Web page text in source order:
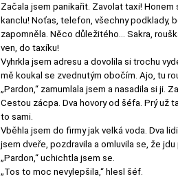
Začala jsem panikařit. Zavolat taxi!
kanclu! Noťas, telefon, všechny podklady,
zapomněla. Něco důležitého… Sakra,
ven, do taxíku!
Vyhrkla jsem adresu a dovolila si trochu
mě koukal se zvednutým obočím. Ajo, tu
„Pardon,“ zamumlala jsem a nasadila si ji.
Cestou zácpa. Dva hovory od šéfa. Prý už
to sami.
Vběhla jsem do firmy jak velká voda. Dva
jsem dveře, pozdravila a omluvila se, že
„Pardon,“ uchichtla jsem se.
„Tos to moc nevylepšila,“ hlesl šéf.